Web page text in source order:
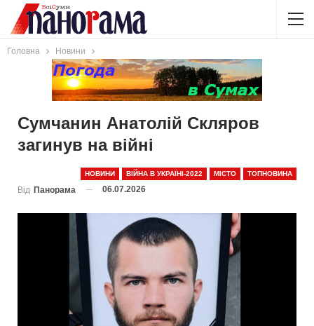
Головна Новини
Сумчанин Анатолій Скляров
загинув на війні
НОВИНИ ВІЙНА В УКРАЇНІ-2022 МІСТО ТОПНОВИНА
Від Панорама 06.07.2026